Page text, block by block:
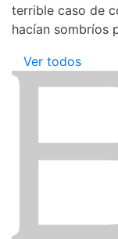
terrible caso de
hacían sombríos
Ver todos